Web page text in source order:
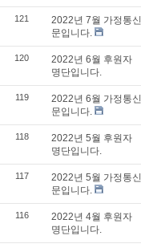
121
2022년 7월 가정통신
문입니다.
120
2022년 6월 후원자
명단입니다.
119
2022년 6월 가정통신
문입니다.
118
2022년 5월 후원자
명단입니다.
117
2022년 5월 가정통신
문입니다.
116
2022년 4월 후원자
명단입니다.